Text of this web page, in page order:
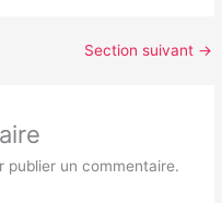
Section suivant →
publier un commentaire.